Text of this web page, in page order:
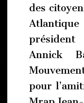
des
Annick
pour